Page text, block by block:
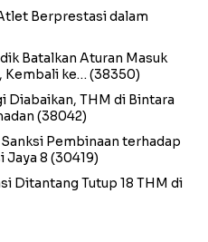
Berprestasi dalam
Batalkan Aturan Masuk
Kembali ke… (38350)
Diabaikan, THM di Bintara
(38042)
Pembinaan terhadap
Jaya 8 (30419)
Ditantang Tutup 18 THM di